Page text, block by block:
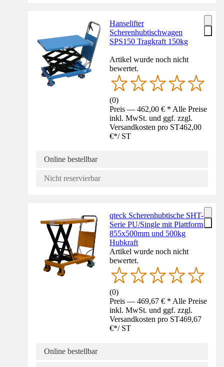
Hanselifter
Scherenhubtischwagen
SPS150 Tragkraft 150kg
Artikel wurde noch nicht
bewertet.
(0)
Preis — 462,00 € * Alle Preise
inkl. MwSt. und ggf. zzgl.
Versandkosten pro ST462,00
€*/ ST
Online bestellbar
Nicht reservierbar
qteck Scherenhubtische SHT-
Serie PU/Single mit Plattform
855x500mm und 500kg
Hubkraft
Artikel wurde noch nicht
bewertet.
(0)
Preis — 469,67 € * Alle Preise
inkl. MwSt. und ggf. zzgl.
Versandkosten pro ST469,67
€*/ ST
Online bestellbar